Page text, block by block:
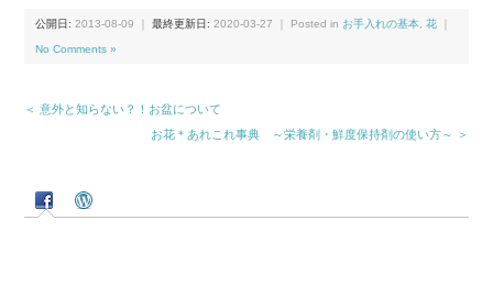
公開日:2013-08-09 ｜最終更新日:2020-03-27 ｜ Posted in お手入れの基本 ,花
No Comments »
＜ 意外と知らない？！お盆について
お花＊あれこれ事典 ～栄養剤・鮮度保持剤の使い方～ ＞